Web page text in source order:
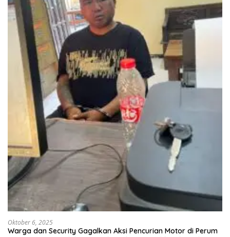
Oktober 6, 2025
Warga dan Security Gagalkan Aksi Pencurian Motor di Perum